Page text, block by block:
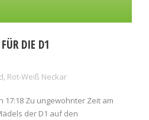
DIE D1
Rot-Weiß Neckar
17:18 Zu ungewohnter Zeit am
der D1 auf den